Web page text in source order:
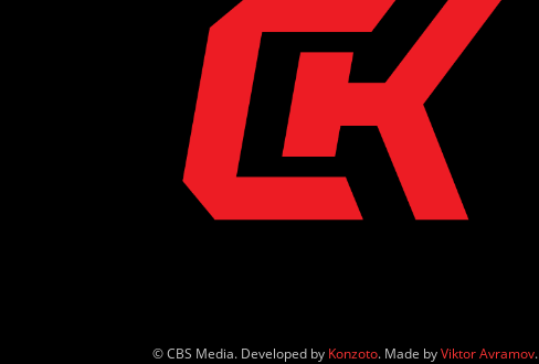
© CBS Media. Developed by Konzoto. Made byViktor Avramov.